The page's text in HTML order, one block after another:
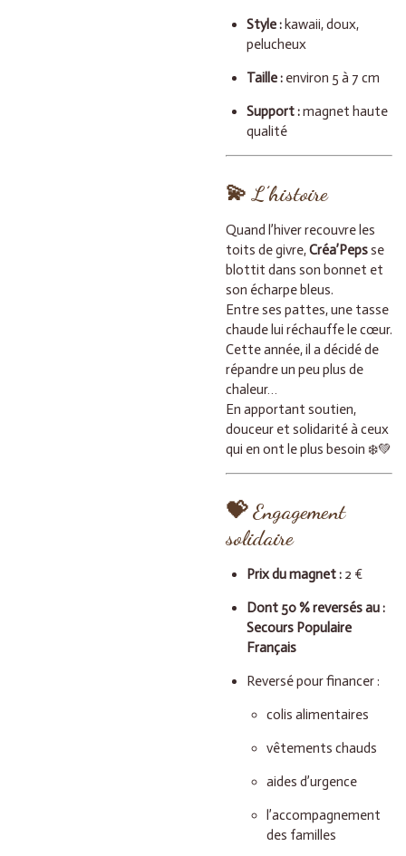
Style :kawaii, doux,
pelucheux
Taille :environ 5 à 7 cm
Support :magnet haute
qualité
💫L’histoire
Quand l’hiver recouvre les
toits de givre,Créa’Pepsse
blottit dans son bonnet et
son écharpe bleus.
Entre ses pattes, une tasse
chaude lui réchauffe le cœur.
Cette année, il a décidé de
répandre un peu plus de
chaleur…
En apportant soutien,
douceur et solidarité à ceux
qui en ont le plus besoin ❄️💚
💝Engagement
solidaire
Prix du magnet :2 €
Dont 50 % reversés au :
Secours Populaire
Français
Reversé pour financer :
colis alimentaires
vêtements chauds
aides d’urgence
l’accompagnement
des familles